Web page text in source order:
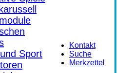
Sport
Kontakt
Suche
Merkzettel